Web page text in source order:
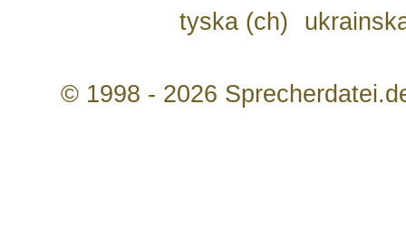
tyska (ch)
© 1998 - 2026